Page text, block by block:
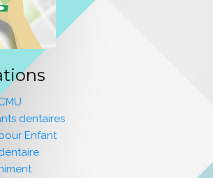
dentaires
Enfant